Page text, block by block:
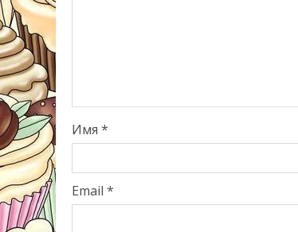
Имя *
Email *